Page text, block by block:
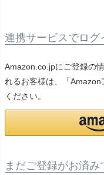
連携サービスでログ
Amazon.co.jpにご登録の
れるお客様は、「
ください。
まだご登録がお済み